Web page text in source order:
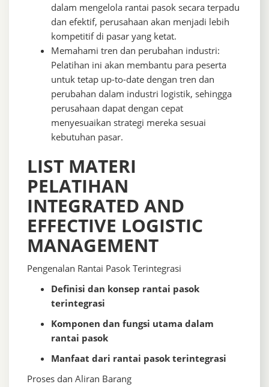
dalam mengelola rantai pasok secara terpadu
dan efektif, perusahaan akan menjadi lebih
kompetitif di pasar yang ketat.
Memahami tren dan perubahan industri:
Pelatihan ini akan membantu para peserta
untuk tetap up-to-date dengan tren dan
perubahan dalam industri logistik, sehingga
perusahaan dapat dengan cepat
menyesuaikan strategi mereka sesuai
kebutuhan pasar.
LIST MATERI
PELATIHAN
INTEGRATED AND
EFFECTIVE LOGISTIC
MANAGEMENT
Pengenalan Rantai Pasok Terintegrasi
Definisi dan konsep rantai pasok
terintegrasi
Komponen dan fungsi utama dalam
rantai pasok
Manfaat dari rantai pasok terintegrasi
Proses dan Aliran Barang